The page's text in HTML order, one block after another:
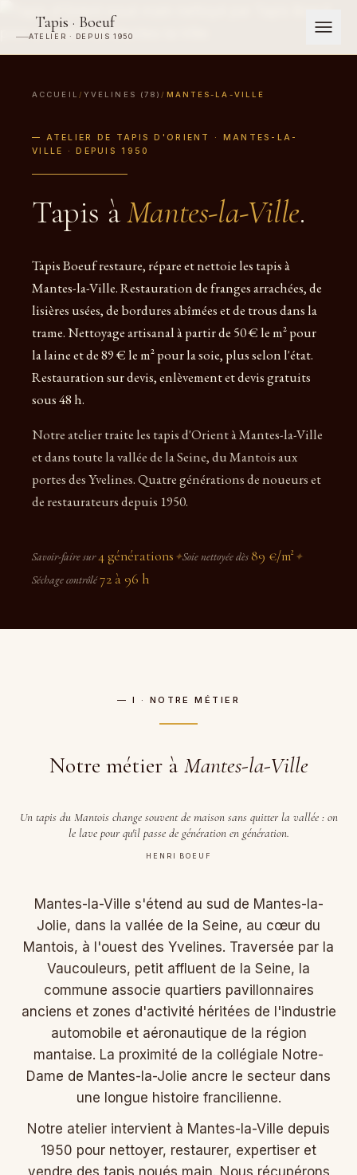
Tapis · Boeuf
ATELIER · DEPUIS 1950
ACCUEIL / YVELINES (78) / MANTES-LA-VILLE
— ATELIER DE TAPIS D'ORIENT · MANTES-LA-
VILLE · DEPUIS 1950
Tapis àMantes-la-Ville.
Tapis Boeuf restaure, répare et nettoie les tapis à
Mantes-la-Ville. Restauration de franges arrachées, de
lisières usées, de bordures abîmées et de trous dans la
trame. Nettoyage artisanal à partir de 50 € le m² pour
la laine et de 89 € le m² pour la soie, plus selon l'état.
Restauration sur devis, enlèvement et devis gratuits
sous 48 h.
Notre atelier traite les tapis d'Orient à Mantes-la-Ville
et dans toute la vallée de la Seine, du Mantois aux
portes des Yvelines. Quatre générations de noueurs et
de restaurateurs depuis 1950.
Savoir-faire sur4 générations ✦Soie nettoyée dès 89 €/m² ✦
Séchage contrôlé72 à 96 h
— I · NOTRE MÉTIER
Notre métier à Mantes-la-Ville
Un tapis du Mantois change souvent de maison sans quitter la vallée : on
le lave pour qu'il passe de génération en génération.
HENRI BOEUF
Mantes-la-Ville s'étend au sud de Mantes-la-
Jolie, dans la vallée de la Seine, au cœur du
Mantois, à l'ouest des Yvelines. Traversée par la
Vaucouleurs, petit affluent de la Seine, la
commune associe quartiers pavillonnaires
anciens et zones d'activité héritées de l'industrie
automobile et aéronautique de la région
mantaise. La proximité de la collégiale Notre-
Dame de Mantes-la-Jolie ancre le secteur dans
une longue histoire francilienne.
Notre atelier intervient à Mantes-la-Ville depuis
1950 pour nettoyer, restaurer, expertiser et
vendre des tapis noués main. Nous récupérons